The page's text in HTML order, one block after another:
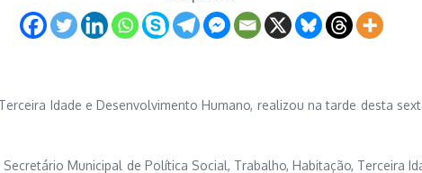
Idade e Desenvolvimento Humano, realizou na tarde desta
Municipal de Política Social, Trabalho, Habitação, Terceira